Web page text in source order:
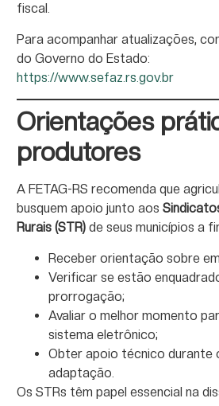
fiscal.
Para acompanhar atualizações,
do Governo do Estado:
https://www.sefaz.rs.gov.br
Orientações
produtores
A FETAG-RS recomenda que
busquem apoio junto aos
Rurais (STR) de seus municípios a
Receber orientação sobre
Verificar se estão
prorrogação;
Avaliar o melhor momento
sistema eletrônico;
Obter apoio técnico durante
adaptação.
Os STRs têm papel essencial na